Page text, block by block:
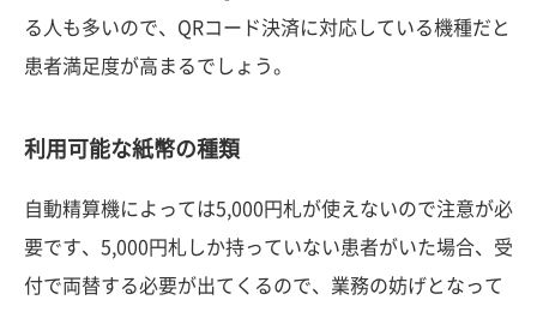
る人も多いので、QRコード決済に対応している機種だと
患者満足度が高まるでしょう。
利用可能な紙幣の種類
自動精算機によっては5,000円札が使えないので注意が必
要です、5,000円札しか持っていない患者がいた場合、受
付で両替する必要が出てくるので、業務の妨げとなって